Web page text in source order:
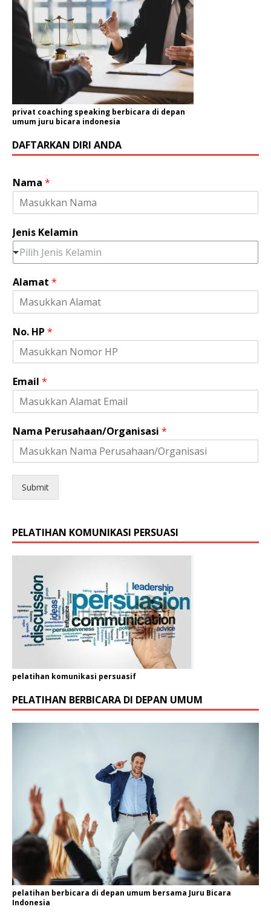
privat coaching speaking berbicara di depan
umum juru bicara indonesia
DAFTARKAN DIRI ANDA
Nama *
Jenis Kelamin
Pilih Jenis Kelamin
N
a
m
a
*
E
m
a
l
Alamat *
No. HP *
Email *
Nama Perusahaan/Organisasi *
Submit
PELATIHAN KOMUNIKASI PERSUASI
pelatihan komunikasi persuasif
PELATIHAN BERBICARA DI DEPAN UMUM
pelatihan berbicara di depan umum bersama Juru Bicara
Indonesia